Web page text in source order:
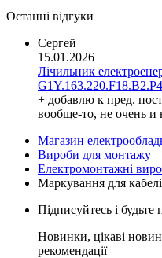
10(1)
(1)
PE(2)
земля(5)
Мр(2)
Hager (Німеччина)
Haupa (Німеччина)
HD Hyundai Electric
Hemstedt (Німеччина)
Horoz Electric
Huawei (Китай)
Install Group (Україна)
IPmall (Україна)
JA SOLAR (Китай)
Kanlux
Katko (Фінляндія)
KNIPEX (Чехія)
Останні відгуки
Сергей
15.01.2026
Лічильник
+ добавлю к пред.
вообще-то, не очень и
Магазин
Вироби для монтажу
Електромонтажні
Маркування для
Підписуйтесь і
Новинки, цікаві
рекомендації